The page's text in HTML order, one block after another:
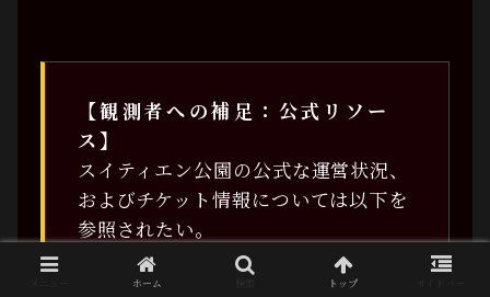
【観測者への補足：公式リソー
ス】
スイティエン公園の公式な運営状況、
およびチケット情報については以下を
参照されたい。
Reference: Suoi Tien Theme
Park Official Site
ホーム トップ